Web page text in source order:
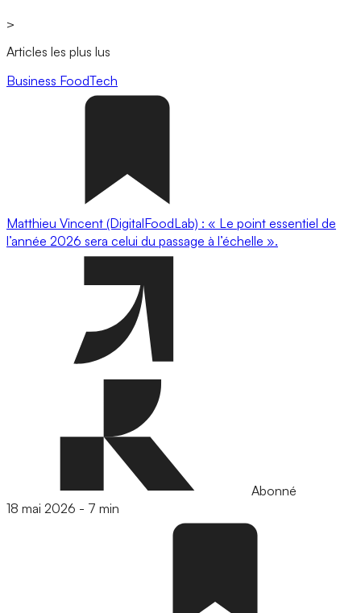
>
Articles les plus lus
Business FoodTech
Matthieu Vincent (DigitalFoodLab) : « Le point essentiel de
l’année 2026 sera celui du passage à l’échelle ».
Abonné
18 mai 2026 - 7 min